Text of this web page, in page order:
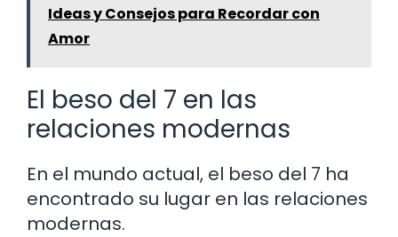
Ideas y Consejos para Recordar con
Amor
El beso del 7 en las
relaciones modernas
En el mundo actual, el beso del 7 ha
encontrado su lugar en las relaciones
modernas.